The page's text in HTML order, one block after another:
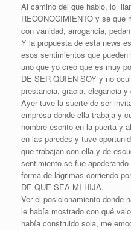
Al camino del que hablo, lo
RECONOCIMIENTO y se que
con vanidad, arrogancia,
Y la propuesta de esta news
esos sentimientos que
uno que yo creo que es muy
DE SER QUIEN SOY y no
prestancia, gracia, elegancia y
Ayer tuve la suerte de ser
empresa donde ella trabaja y
nombre escrito en la puerta y
en las paredes y tuve
que trabajan con ella y de
sentimiento se fue
forma de lágrimas corriendo
DE QUE SEA MI HIJA.
Ver el posicionamiento donde
le había mostrado con qué
había construido sola, me